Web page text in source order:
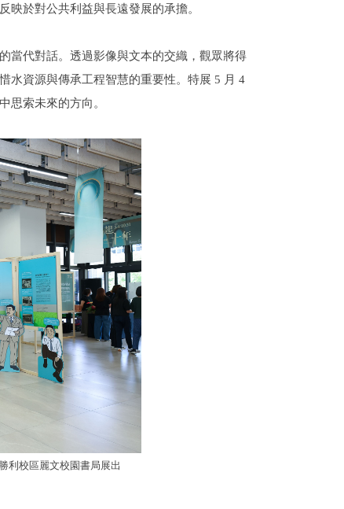
於對公共利益與長遠發展的承擔。
當代對話。透過影像與文本的交織，觀眾將得
水資源與傳承工程智慧的重要性。特展 5 月 4
思索未來的方向。
利校區麗文校園書局展出